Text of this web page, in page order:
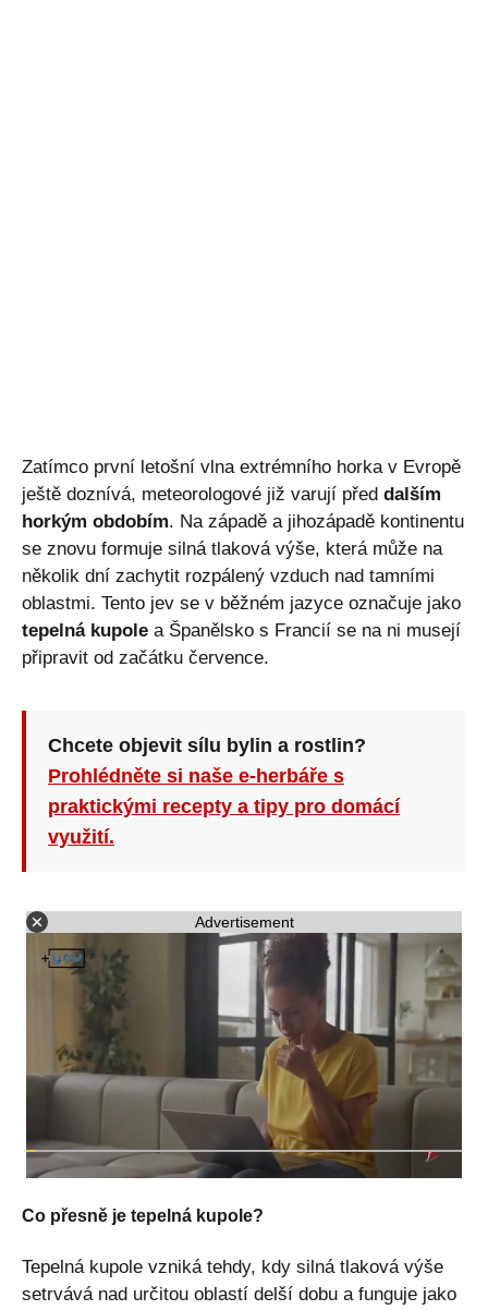
Zatímco první letošní vlna extrémního horka v Evropě
ještě doznívá, meteorologové již varují před dalším
horkým obdobím. Na západě a jihozápadě kontinentu
se znovu formuje silná tlaková výše, která může na
několik dní zachytit rozpálený vzduch nad tamními
oblastmi. Tento jev se v běžném jazyce označuje jako
tepelná kupole a Španělsko s Francií se na ni musejí
připravit od začátku července.
Chcete objevit sílu bylin a rostlin?
Prohlédněte si naše e-herbáře s
praktickými recepty a tipy pro domácí
využití.
Advertisement
Co přesně je tepelná kupole?
Tepelná kupole vzniká tehdy, kdy silná tlaková výše
setrvává nad určitou oblastí delší dobu a funguje jako